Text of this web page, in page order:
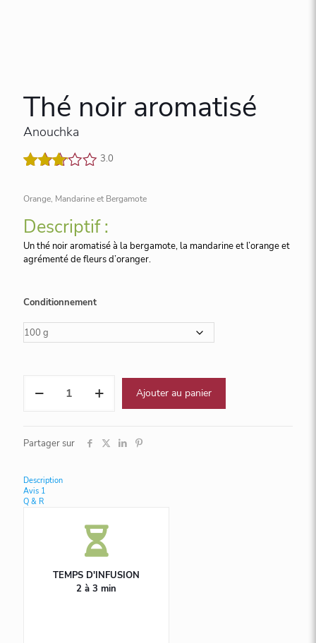
Thé noir aromatisé
Anouchka
3.00
sur 5
basé
sur
notation
client
3.0
Orange, Mandarine et Bergamote
Descriptif :
Un thé noir aromatisé à la bergamote, la mandarine et l’orange et
agrémenté de fleurs d’oranger.
Conditionnement
Ajouter au panier
Partager sur
Description
Avis 1
Q & R
TEMPS D'INFUSION
2 à 3 min